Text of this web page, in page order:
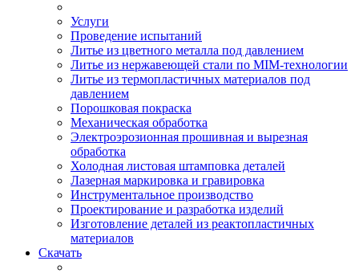
Услуги
Проведение испытаний
Литье из цветного металла под давлением
Литье из нержавеющей стали по MIM-технологии
Литье из термопластичных материалов под
давлением
Порошковая покраска
Механическая обработка
Электроэрозионная прошивная и вырезная
обработка
Холодная листовая штамповка деталей
Лазерная маркировка и гравировка
Инструментальное производство
Проектирование и разработка изделий
Изготовление деталей из реактопластичных
материалов
Скачать